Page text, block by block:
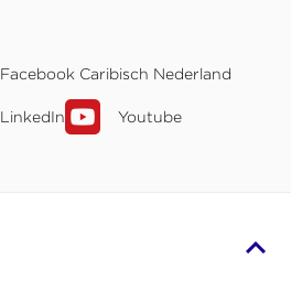
Facebook Caribisch Nederland
LinkedIn Youtube